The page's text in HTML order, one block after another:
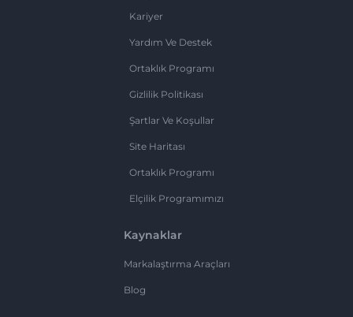
Kariyer
Yardım Ve Destek
Ortaklık Programı
Gizlilik Politikası
Şartlar Ve Koşullar
Site Haritası
Ortaklık Programı
Elçilik Programımızı
Kaynaklar
Markalaştırma Araçları
Blog